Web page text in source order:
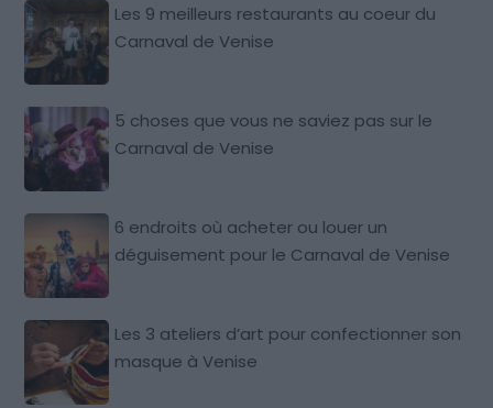
Les 9 meilleurs restaurants au coeur du
Carnaval de Venise
5 choses que vous ne saviez pas sur le
Carnaval de Venise
6 endroits où acheter ou louer un
déguisement pour le Carnaval de Venise
Les 3 ateliers d’art pour confectionner son
masque à Venise